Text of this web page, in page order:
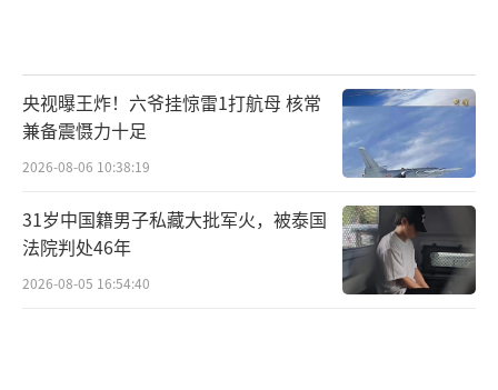
央视曝王炸！六爷挂惊雷1打航母 核常
兼备震慑力十足
2026-08-06 10:38:19
31岁中国籍男子私藏大批军火，被泰国
法院判处46年
2026-08-05 16:54:40